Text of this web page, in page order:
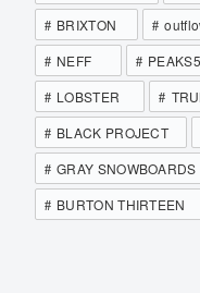
BRIXTON
NEFF
PEAKS5
LOBSTER
BLACK PROJECT
GRAY SNOWBOARDS
BURTON THIRTEEN